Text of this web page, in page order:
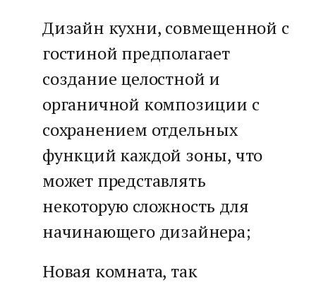
Дизайн кухни, совмещенной с
гостиной предполагает
создание целостной и
органичной композиции с
сохранением отдельных
функций каждой зоны, что
может представлять
некоторую сложность для
начинающего дизайнера;
Новая комната, так